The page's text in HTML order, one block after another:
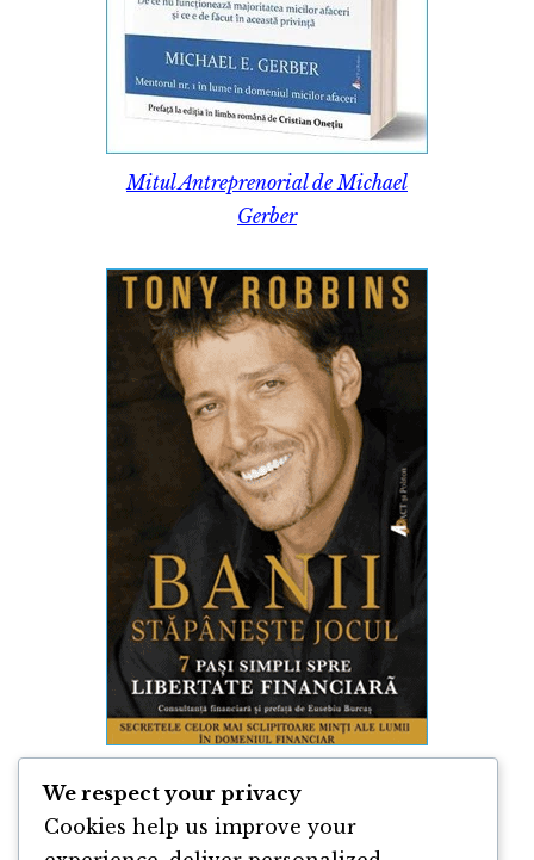
Mitul Antreprenorial de Michael
Gerber
Robbins
We respect your privacy
Cookies help us improve your